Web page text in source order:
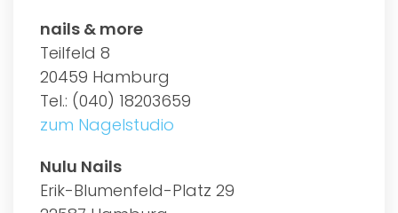
nails & more
Teilfeld 8
20459 Hamburg
Tel.: (040) 18203659
zum Nagelstudio
Nulu Nails
Erik-Blumenfeld-Platz 29